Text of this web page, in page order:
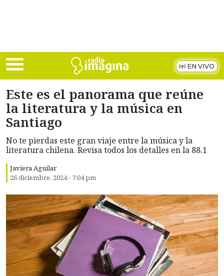
EN VIVO
Este es el panorama que reúne
la literatura y la música en
Santiago
No te pierdas este gran viaje entre la música y la
literatura chilena. Revisa todos los detalles en la 88.1
Javiera Aguilar
26 diciembre, 2024 - 7:04 pm